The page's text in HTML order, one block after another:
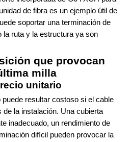
de fibra es un ejemplo útil de
soportar una terminación de
la ruta y la estructura ya son
que provocan
milla
unitario
puede resultar costoso si el cable
de la instalación. Una cubierta
inadecuado, un rendimiento de
difícil pueden provocar la